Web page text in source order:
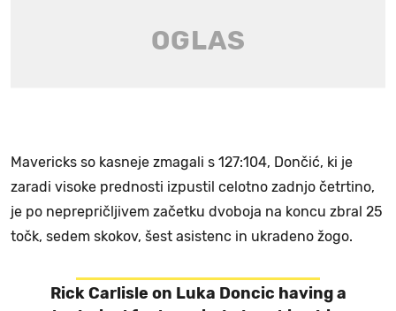
Mavericks so kasneje zmagali s 127:104, Dončić, ki je
zaradi visoke prednosti izpustil celotno zadnjo četrtino,
je po neprepričljivem začetku dvoboja na koncu zbral 25
točk, sedem skokov, šest asistenc in ukradeno žogo.
Rick Carlisle on Luka Doncic having a